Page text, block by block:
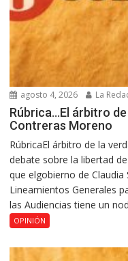
agosto 4, 2026 La
Rúbrica…El árbitro
Contreras Moreno
RúbricaEl árbitro de la
debate sobre la libertad
que elgobierno de
Lineamientos Generales
las Audiencias tiene un
OPINIÓN